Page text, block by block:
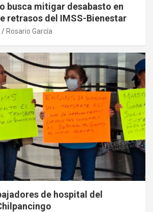
busca mitigar desabasto en
retrasos del IMSS-Bienestar
Rosario García
de hospital del